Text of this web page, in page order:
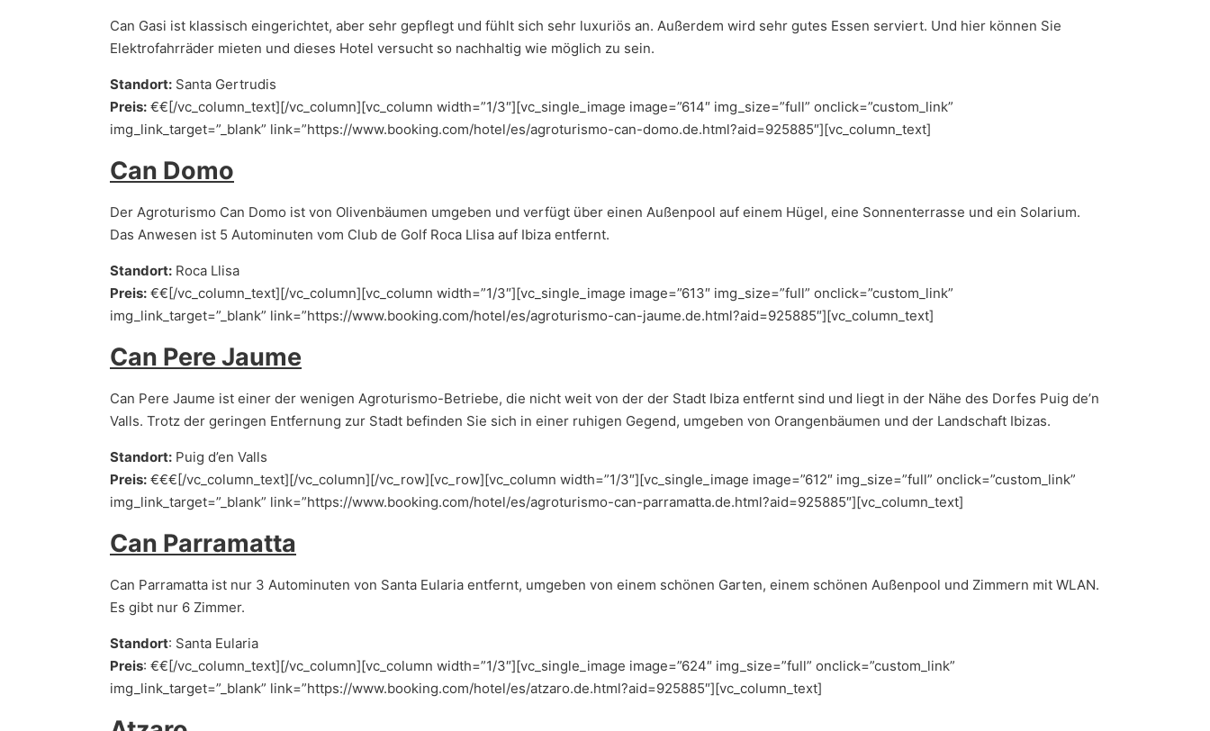
Can Gasi ist klassisch eingerichtet, aber sehr gepflegt und fühlt sich sehr luxuriös an. Außerdem wird sehr gutes Essen serviert. Und hier können Sie
Elektrofahrräder mieten und dieses Hotel versucht so nachhaltig wie möglich zu sein.
Standort: Santa Gertrudis
Preis: €€[/vc_column_text][/vc_column][vc_column width=”1/3″][vc_single_image image=”614″ img_size=”full” onclick=”custom_link”
img_link_target=”_blank” link=”https://www.booking.com/hotel/es/agroturismo-can-domo.de.html?aid=925885″][vc_column_text]
Can Domo
Der Agroturismo Can Domo ist von Olivenbäumen umgeben und verfügt über einen Außenpool auf einem Hügel, eine Sonnenterrasse und ein Solarium.
Das Anwesen ist 5 Autominuten vom Club de Golf Roca Llisa auf Ibiza entfernt.
Standort: Roca Llisa
Preis: €€[/vc_column_text][/vc_column][vc_column width=”1/3″][vc_single_image image=”613″ img_size=”full” onclick=”custom_link”
img_link_target=”_blank” link=”https://www.booking.com/hotel/es/agroturismo-can-jaume.de.html?aid=925885″][vc_column_text]
Can Pere Jaume
Can Pere Jaume ist einer der wenigen Agroturismo-Betriebe, die nicht weit von der der Stadt Ibiza entfernt sind und liegt in der Nähe des Dorfes Puig de’n
Valls. Trotz der geringen Entfernung zur Stadt befinden Sie sich in einer ruhigen Gegend, umgeben von Orangenbäumen und der Landschaft Ibizas.
Standort: Puig d’en Valls
Preis: €€€[/vc_column_text][/vc_column][/vc_row][vc_row][vc_column width=”1/3″][vc_single_image image=”612″ img_size=”full” onclick=”custom_link”
img_link_target=”_blank” link=”https://www.booking.com/hotel/es/agroturismo-can-parramatta.de.html?aid=925885″][vc_column_text]
Can Parramatta
Can Parramatta ist nur 3 Autominuten von Santa Eularia entfernt, umgeben von einem schönen Garten, einem schönen Außenpool und Zimmern mit WLAN.
Es gibt nur 6 Zimmer.
Standort: Santa Eularia
Preis: €€[/vc_column_text][/vc_column][vc_column width=”1/3″][vc_single_image image=”624″ img_size=”full” onclick=”custom_link”
img_link_target=”_blank” link=”https://www.booking.com/hotel/es/atzaro.de.html?aid=925885″][vc_column_text]